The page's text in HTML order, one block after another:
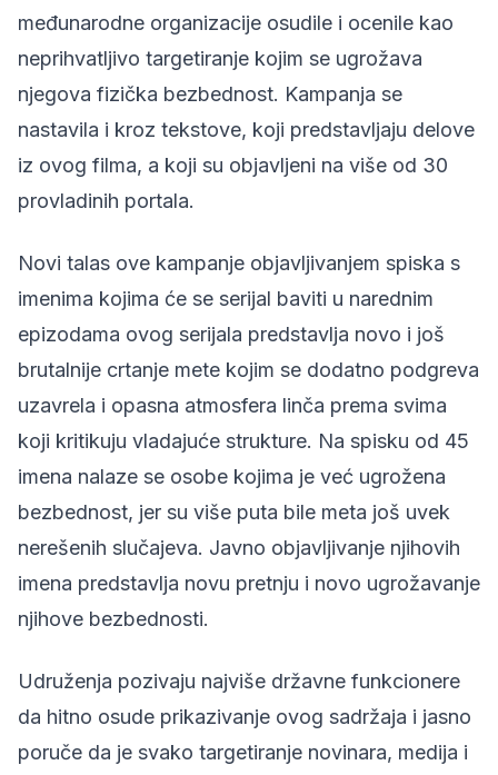
međunarodne organizacije osudile i ocenile kao
neprihvatljivo targetiranje kojim se ugrožava
njegova fizička bezbednost. Kampanja se
nastavila i kroz tekstove, koji predstavljaju delove
iz ovog filma, a koji su objavljeni na više od 30
provladinih portala.
Novi talas ove kampanje objavljivanjem spiska s
imenima kojima će se serijal baviti u narednim
epizodama ovog serijala predstavlja novo i još
brutalnije crtanje mete kojim se dodatno podgreva
uzavrela i opasna atmosfera linča prema svima
koji kritikuju vladajuće strukture. Na spisku od 45
imena nalaze se osobe kojima je već ugrožena
bezbednost, jer su više puta bile meta još uvek
nerešenih slučajeva. Javno objavljivanje njihovih
imena predstavlja novu pretnju i novo ugrožavanje
njihove bezbednosti.
Udruženja pozivaju najviše državne funkcionere
da hitno osude prikazivanje ovog sadržaja i jasno
poruče da je svako targetiranje novinara, medija i